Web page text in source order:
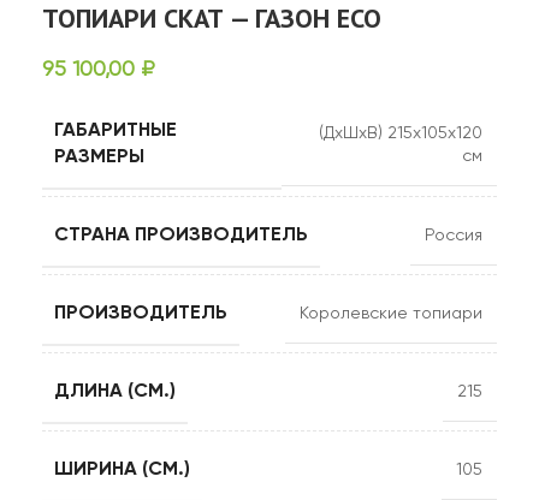
ТОПИАРИ СКАТ — ГАЗОН ЕСО
95 100,00 ₽
ГАБАРИТНЫЕ
РАЗМЕРЫ
(ДхШхВ) 215х105х120
см
СТРАНА ПРОИЗВОДИТЕЛЬ Россия
ПРОИЗВОДИТЕЛЬ Королевские топиари
ДЛИНА (СМ.) 215
ШИРИНА (СМ.) 105